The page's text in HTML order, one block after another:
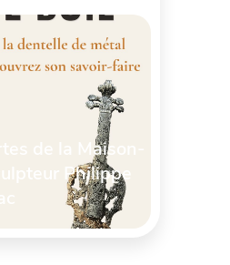
de la Maison-
Philippe